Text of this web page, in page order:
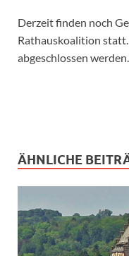
Derzeit finden noch
Rathauskoalition
abgeschlossen werden.
ÄHNLICHE